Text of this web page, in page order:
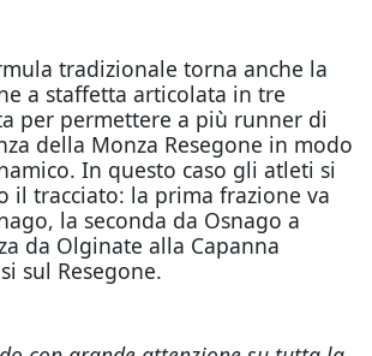
tradizionale torna anche la
a staffetta articolata in tre
per permettere a più runner di
della Monza Resegone in modo
In questo caso gli atleti si
il tracciato: la prima frazione va
la seconda da Osnago a
da Olginate alla Capanna
sul Resegone.